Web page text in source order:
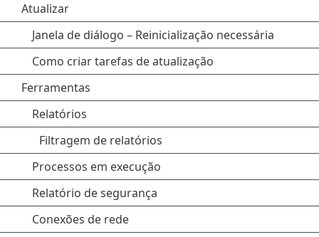
Atualizar
Janela de diálogo – Reinicialização necessária
Como criar tarefas de atualização
Ferramentas
Relatórios
Filtragem de relatórios
Processos em execução
Relatório de segurança
Conexões de rede